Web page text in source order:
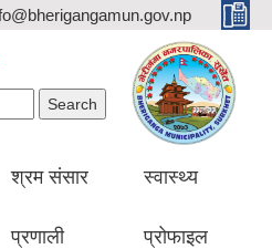
श्रम संसार
प्रणाली
स्वास्थ्य
प्रोफाइल